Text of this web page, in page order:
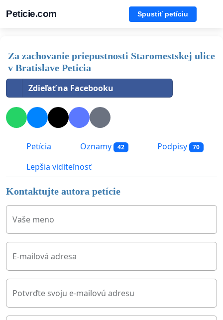
Peticie.com Spustiť petíciu
Za zachovanie priepustnosti Staromestskej ulice
v Bratislave Peticia
Zdieľať na Facebooku
Petícia Oznamy 42 Podpisy 70
Lepšia viditeľnosť
Kontaktujte autora petície
Vaše meno
E-mailová adresa
Potvrďte svoju e-mailovú adresu